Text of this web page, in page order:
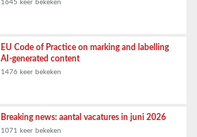
1645 keer bekeken
EU Code of Practice on marking and labelling
AI-generated content
1476 keer bekeken
Breaking news: aantal vacatures in juni 2026
1071 keer bekeken